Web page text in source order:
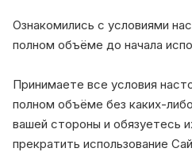
Ознакомились с условиями
полном объёме до начала
Принимаете все условия
полном объёме без каких-
вашей стороны и обязуетесь
прекратить использование